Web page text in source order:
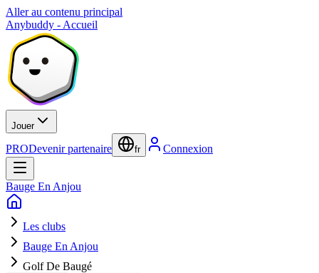
Aller au contenu principal
Anybuddy - Accueil
Jouer
PRODevenir partenaire fr Connexion
Bauge En Anjou
Les clubs
Bauge En Anjou
Golf De Baugé